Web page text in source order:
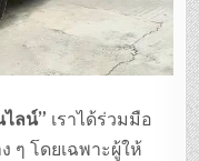
ลน์” เราได้ร่วมมือ
ๆ โดยเฉพาะผู้ให้